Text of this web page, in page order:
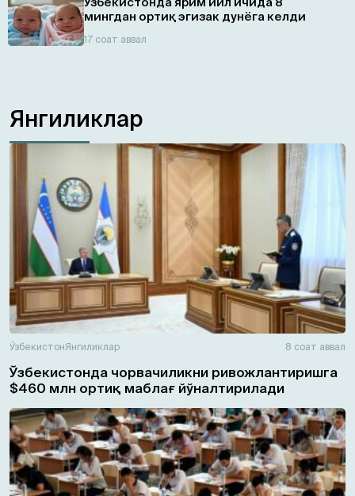
мингдан ортиқ эгизaк дунёга келди
17 соат аввал
Янгиликлар
ЎзбекистонЯнгиликлар 8 соат аввал
Ўзбекистонда чорвачиликни ривожлантиришга
$460 млн ортиқ маблағ йўналтирилади